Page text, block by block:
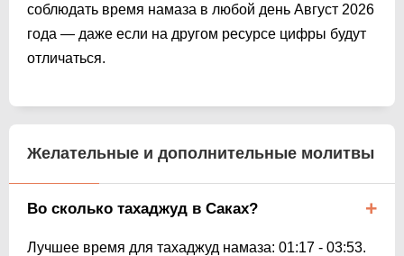
соблюдать время намаза в любой день Август 2026
года — даже если на другом ресурсе цифры будут
отличаться.
Желательные и дополнительные молитвы
Во сколько тахаджуд в Саках?
Лучшее время для тахаджуд намаза: 01:17 - 03:53.